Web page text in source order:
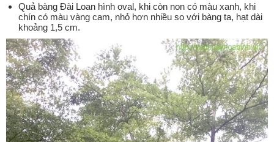
Quả bàng Đài Loan hình oval, khi còn non có màu xanh, khi
chín có màu vàng cam, nhỏ hơn nhiều so với bàng ta, hạt dài
khoảng 1,5 cm.